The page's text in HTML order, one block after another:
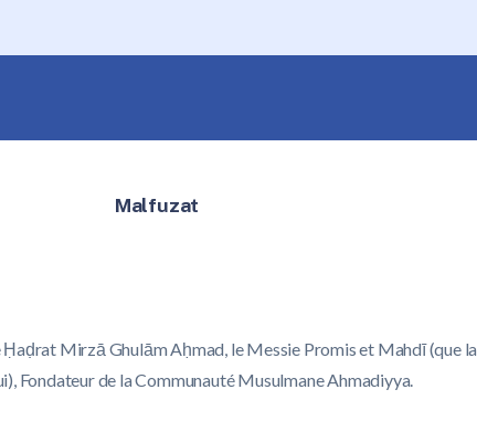
Malfuzat
Mirzā Ghulām Aḥmad, le Messie Promis et Mahdī (que la
Fondateur de la Communauté Musulmane Ahmadiyya.